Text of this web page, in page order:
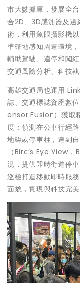
市大數據庫，發展全
合2D、3D感測器及
術，利用魚眼攝影機
準確地感知周遭環境
輔助駕駛、違停和闖
交通風險分析、科技執
高雄交通局也運用
誌、交通標誌資產數
ensor Fusion）獲取
度；偵測在公車行經
地磁或停車柱，達到
（Bird’s Eye View
況，提供即時街道停
巡檢打造移動即時服
面貌，實現與科技完